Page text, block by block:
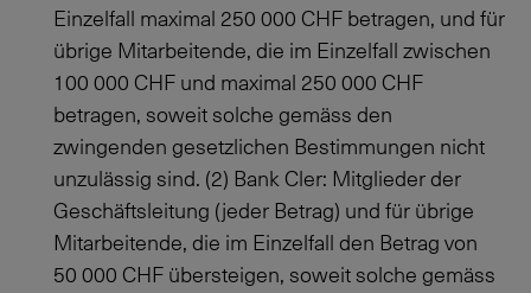
Einzelfall maximal 250 000 CHF betragen, und für
übrige Mitarbeitende, die im Einzelfall zwischen
100 000 CHF und maximal 250 000 CHF
betragen, soweit solche gemäss den
zwingenden gesetzlichen Bestimmungen nicht
unzulässig sind. (2) Bank Cler: Mitglieder der
Geschäftsleitung (jeder Betrag) und für übrige
Mitarbeitende, die im Einzelfall den Betrag von
50 000 CHF übersteigen, soweit solche gemäss